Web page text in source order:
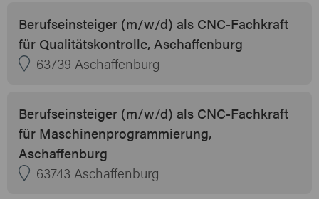
Berufseinsteiger (m/w/d) als CNC-Fachkraft
für Qualitätskontrolle, Aschaffenburg
63739 Aschaffenburg
Berufseinsteiger (m/w/d) als CNC-Fachkraft
für Maschinenprogrammierung,
Aschaffenburg
63743 Aschaffenburg